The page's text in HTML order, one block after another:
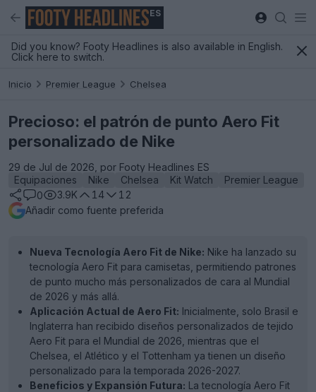
ES
Did you know? Footy Headlines is also available in English.
Click here to switch.
Inicio Premier League Chelsea
Precioso: el patrón de punto Aero Fit
personalizado de Nike
29 de Jul de 2026, por Footy Headlines ES
Equipaciones
Nike Chelsea Kit Watch
Premier League
0
3.9K 14
12
Añadir como fuente preferida
Nueva Tecnología Aero Fit de Nike: Nike ha lanzado su
tecnología Aero Fit para camisetas, permitiendo patrones
de punto mucho más personalizados de cara al Mundial
de 2026 y más allá.
Aplicación Actual de Aero Fit: Inicialmente, solo Brasil e
Inglaterra han recibido diseños personalizados de tejido
Aero Fit para el Mundial de 2026, mientras que el
Chelsea, el Atlético y el Tottenham ya tienen un diseño
personalizado para la temporada 2026-2027.
Beneficios y Expansión Futura: La tecnología Aero Fit